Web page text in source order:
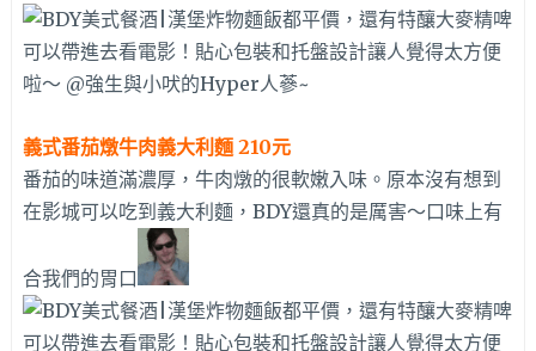
義式番茄燉牛肉義大利麵 210元
番茄的味道滿濃厚，牛肉燉的很軟嫩入味。原本沒有想到
在影城可以吃到義大利麵，BDY還真的是厲害～口味上有
合我們的胃口